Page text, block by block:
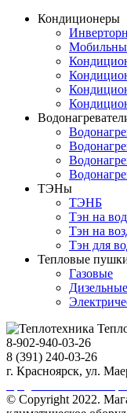
Кондиционеры
ТЭНы
ТЭНБ
Тэн на
Тэн на
Тэн для
Тепловые
Газовые
Дизельные
8-902-940-03-26
8 (391) 240-03-26
г. Красноярск, ул.
© Copyright 2022.